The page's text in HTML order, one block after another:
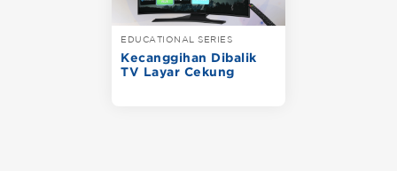
EDUCATIONAL SERIES
Kecanggihan Dibalik
TV Layar Cekung